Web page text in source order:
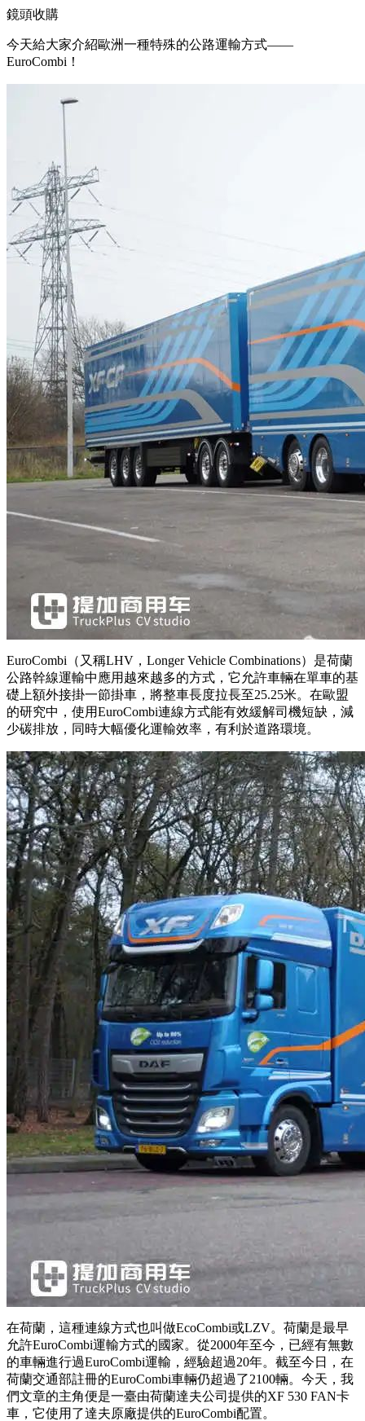
鏡頭收購
今天給大家介紹歐洲一種特殊的公路運輸方式——
EuroCombi！
EuroCombi（又稱LHV，Longer Vehicle Combinations）是荷蘭
公路幹線運輸中應用越來越多的方式，它允許車輛在單車的基
礎上額外接掛一節掛車，將整車長度拉長至25.25米。在歐盟
的研究中，使用EuroCombi連線方式能有效緩解司機短缺，減
少碳排放，同時大幅優化運輸效率，有利於道路環境。
在荷蘭，這種連線方式也叫做EcoCombi或LZV。荷蘭是最早
允許EuroCombi運輸方式的國家。從2000年至今，已經有無數
的車輛進行過EuroCombi運輸，經驗超過20年。截至今日，在
荷蘭交通部註冊的EuroCombi車輛仍超過了2100輛。今天，我
們文章的主角便是一臺由荷蘭達夫公司提供的XF 530 FAN卡
車，它使用了達夫原廠提供的EuroCombi配置。